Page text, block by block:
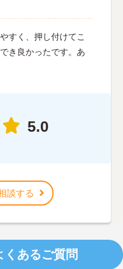
すく、押し付けてこ
き良かったです。あ
5.0
談する
くあるご質問